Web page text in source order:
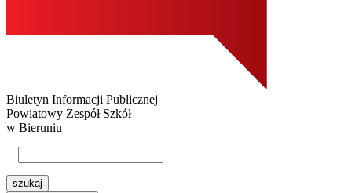
Biuletyn Informacji Publicznej
Powiatowy Zespół Szkół
w Bieruniu
szukaj